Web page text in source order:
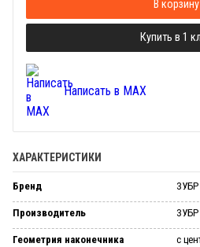
В корзину
Купить в 1
Написать в MAX
ХАРАКТЕРИСТИКИ
Бренд ЗУБР
Производитель ЗУБР
Геометрия наконечника с